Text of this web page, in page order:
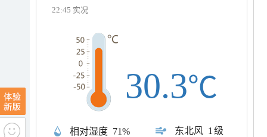
22:45 实况
相对湿度 71% 东北风 1级
30.3℃